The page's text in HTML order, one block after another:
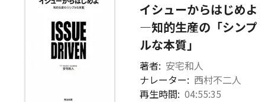
イシューからはじめよ
―知的生産の「シンプ
ルな本質」
著者: 安宅和人
ナレーター: 西村不二人
再生時間: 04:55:35